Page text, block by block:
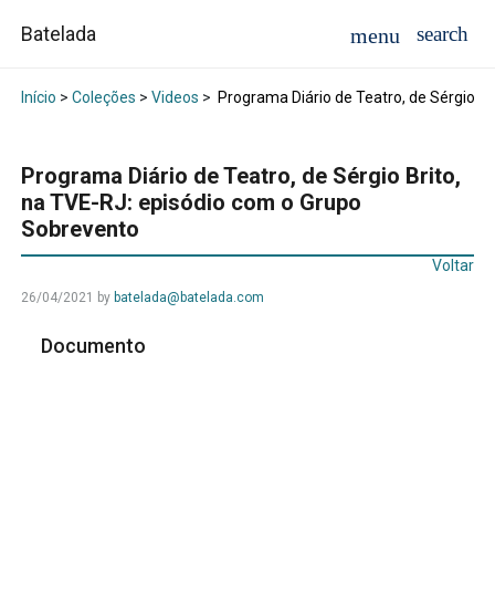
Batelada
Início > Coleções > Videos > Programa Diário de Teatro, de Sérgio
Programa Diário de Teatro, de Sérgio Brito,
na TVE-RJ: episódio com o Grupo
Sobrevento
Voltar
26/04/2021 by batelada@batelada.com
Documento